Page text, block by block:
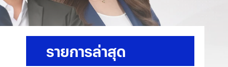
รายการล่าสุด